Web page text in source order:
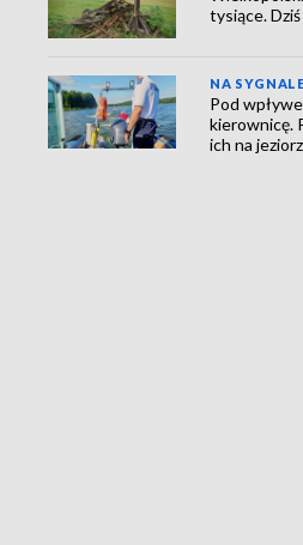
tysiące.
NA SYGNALE
Pod
kierownicę.
ich na